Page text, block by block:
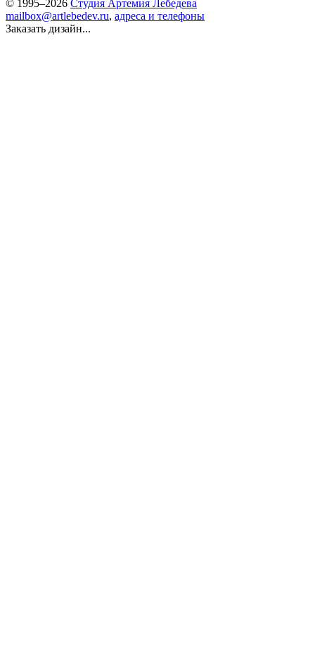
© 1995–2026 Студия Артемия Лебедева
mailbox@artlebedev.ru, адреса и телефоны
Заказать дизайн...